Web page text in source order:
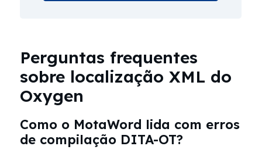
Perguntas frequentes
sobre localização XML do
Oxygen
Como o MotaWord lida com erros
de compilação DITA-OT?